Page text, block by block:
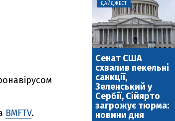
BMFTV.
ДАЙДЖЕСТ
Сенат США
схвалив пекельні
санкції,
Зеленський у
Сербії, Сійярто
загрожує тюрма:
новини дня